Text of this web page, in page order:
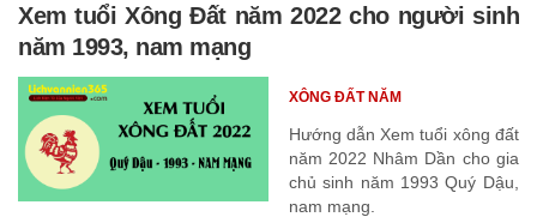
Xem tuổi Xông Đất năm 2022 cho người sinh
năm 1993, nam mạng
Hướng dẫn Xem tuổi xông đất
năm 2022 Nhâm Dần cho gia
chủ sinh năm 1993 Quý Dậu,
nam mạng.
XÔNG ĐẤT NĂM